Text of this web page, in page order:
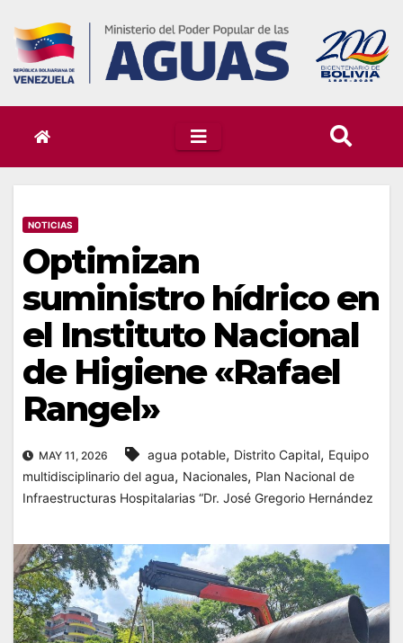
content
NOTICIAS
Optimizan
suministro hídrico en
el Instituto Nacional
de Higiene «Rafael
Rangel»
MAY 11, 2026 agua potable, Distrito Capital, Equipo
multidisciplinario del agua, Nacionales, Plan Nacional de
Infraestructuras Hospitalarias “Dr. José Gregorio Hernández